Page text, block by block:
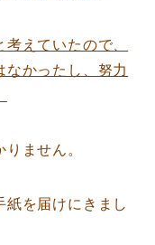
えていたので、
かったし、努力
ません。
紙を届けにきまし